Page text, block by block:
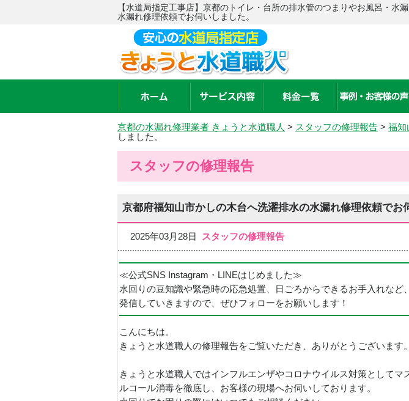
【水道局指定工事店】京都のトイレ・台所の排水管のつまりやお風呂・
水漏れ修理依頼でお伺いしました。
京都の水漏れ修理業者 きょうと水道職人 > スタッフの修理報告 > 福知
しました。
スタッフの修理報告
京都府福知山市かしの木台へ洗濯排水の水漏れ修理依頼でお
2025年03月28日 スタッフの修理報告
≪公式SNS Instagram・LINEはじめました≫
水回りの豆知識や緊急時の応急処置、日ごろからできるお手入れなど
発信していきますので、ぜひフォローをお願いします！
こんにちは。
きょうと水道職人の修理報告をご覧いただき、ありがとうございます。
きょうと水道職人ではインフルエンザやコロナウイルス対策としてマ
ルコール消毒を徹底し、お客様の現場へお伺いしております。